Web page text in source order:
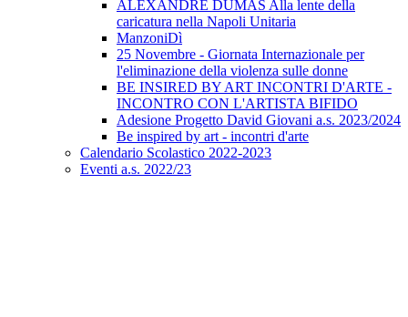
ALEXANDRE DUMAS Alla lente della
caricatura nella Napoli Unitaria
ManzoniDì
25 Novembre - Giornata Internazionale per
l'eliminazione della violenza sulle donne
BE INSIRED BY ART INCONTRI D'ARTE -
INCONTRO CON L'ARTISTA BIFIDO
Adesione Progetto David Giovani a.s. 2023/2024
Be inspired by art - incontri d'arte
Calendario Scolastico 2022-2023
Eventi a.s. 2022/23